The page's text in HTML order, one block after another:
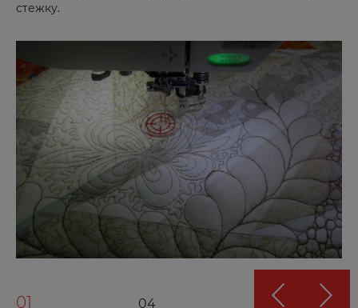
стежку.
01 04
Кострома
Котово
Красноармейск
Краснодар
Краснокаменск
Красноперекопск
Красноярск